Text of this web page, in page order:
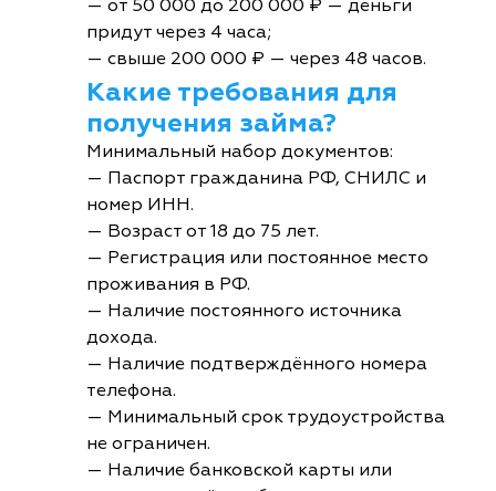
— от 50 000 до 200 000 ₽ — деньги
придут через 4 часа;
— свыше 200 000 ₽ — через 48 часов.
Какие требования для
получения займа?
Минимальный набор документов:
— Паспорт гражданина РФ, СНИЛС и
номер ИНН.
— Возраст от 18 до 75 лет.
— Регистрация или постоянное место
проживания в РФ.
— Наличие постоянного источника
дохода.
— Наличие подтверждённого номера
телефона.
— Минимальный срок трудоустройства
не ограничен.
— Наличие банковской карты или